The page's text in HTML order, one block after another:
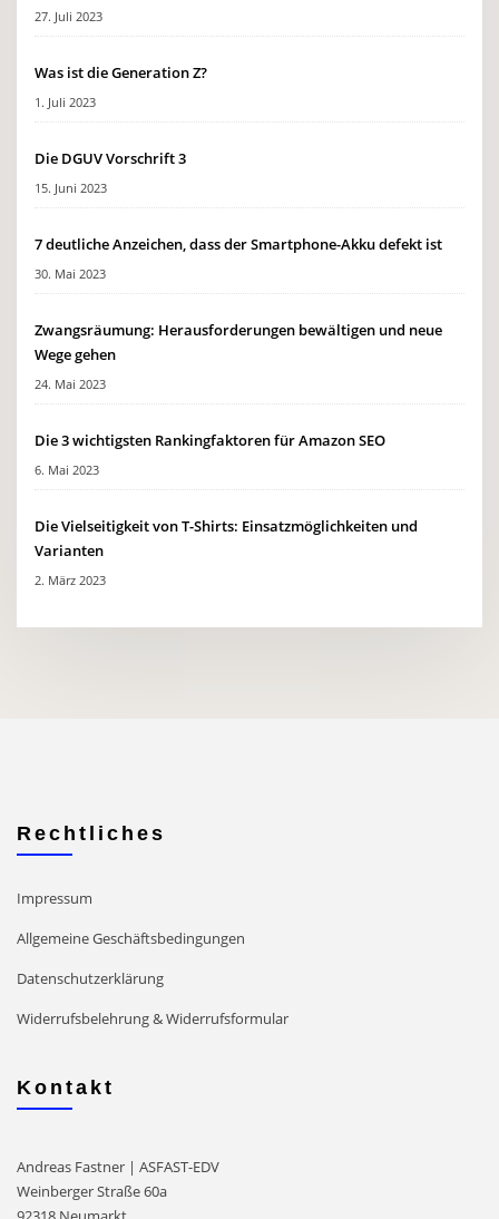
27. Juli 2023
Was ist die Generation Z?
1. Juli 2023
Die DGUV Vorschrift 3
15. Juni 2023
7 deutliche Anzeichen, dass der Smartphone-Akku defekt ist
30. Mai 2023
Zwangsräumung: Herausforderungen bewältigen und neue
Wege gehen
24. Mai 2023
Die 3 wichtigsten Rankingfaktoren für Amazon SEO
6. Mai 2023
Die Vielseitigkeit von T-Shirts: Einsatzmöglichkeiten und
Varianten
2. März 2023
Rechtliches
Impressum
Allgemeine Geschäftsbedingungen
Datenschutzerklärung
Widerrufsbelehrung & Widerrufsformular
Kontakt
Andreas Fastner | ASFAST-EDV
Weinberger Straße 60a